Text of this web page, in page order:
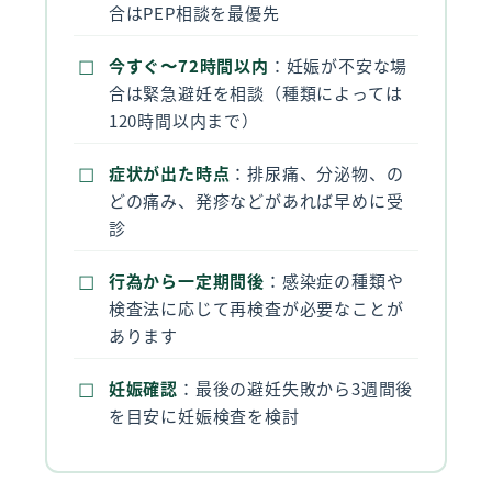
合はPEP相談を最優先
今すぐ〜72時間以内 ：妊娠が不安な場
合は緊急避妊を相談（種類によっては
120時間以内まで）
症状が出た時点 ：排尿痛、分泌物、の
どの痛み、発疹などがあれば早めに受
診
行為から一定期間後 ：感染症の種類や
検査法に応じて再検査が必要なことが
あります
妊娠確認 ：最後の避妊失敗から3週間後
を目安に妊娠検査を検討